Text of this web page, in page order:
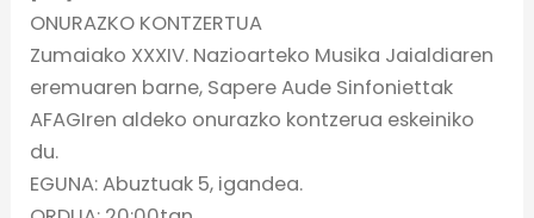
ONURAZKO KONTZERTUA
Zumaiako XXXIV. Nazioarteko Musika Jaialdiaren
eremuaren barne, Sapere Aude Sinfoniettak
AFAGIren aldeko onurazko kontzerua eskeiniko
du.
EGUNA: Abuztuak 5, igandea.